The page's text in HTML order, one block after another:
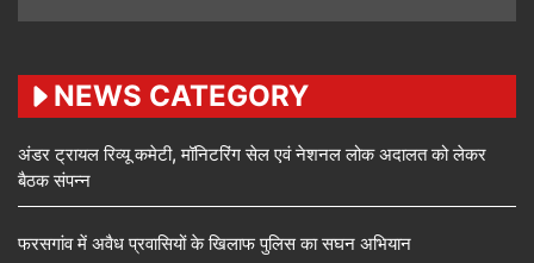
NEWS CATEGORY
अंडर ट्रायल रिव्यू कमेटी, मॉनिटरिंग सेल एवं नेशनल लोक अदालत को लेकर
बैठक संपन्न
फरसगांव में अवैध प्रवासियों के खिलाफ पुलिस का सघन अभियान